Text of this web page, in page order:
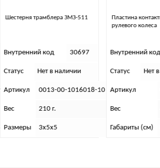
Пластина контактная сигнала
Внутренний код 5966
Статус Нет в наличии
Артикул 0469-00-3721035-00
Вес 400 г.
Габариты (см) В х Г х Ш (см): 1,9х7,4х7,4
Крышка АКБ
Внутренний код
Статус Нет
Артикул
Вес
Габариты